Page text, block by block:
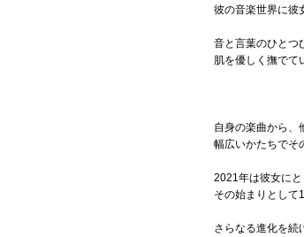
彼の音楽世界に彼
音と言葉のひとつ
肌を優しく撫でて
自身の楽曲から、
幅広いかたちでそ
2021年は彼女にと
その始まりとして
さらなる進化を続